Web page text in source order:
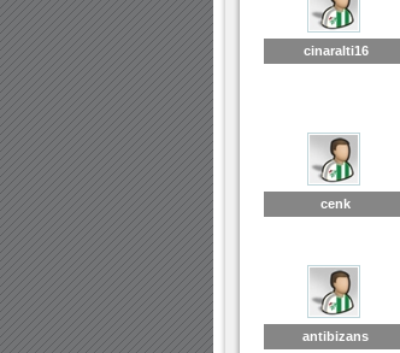
cinaralti16
cenk
antibizans